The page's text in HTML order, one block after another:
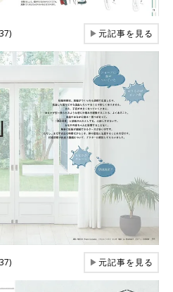
▶元記事を見る
▶元記事を見る